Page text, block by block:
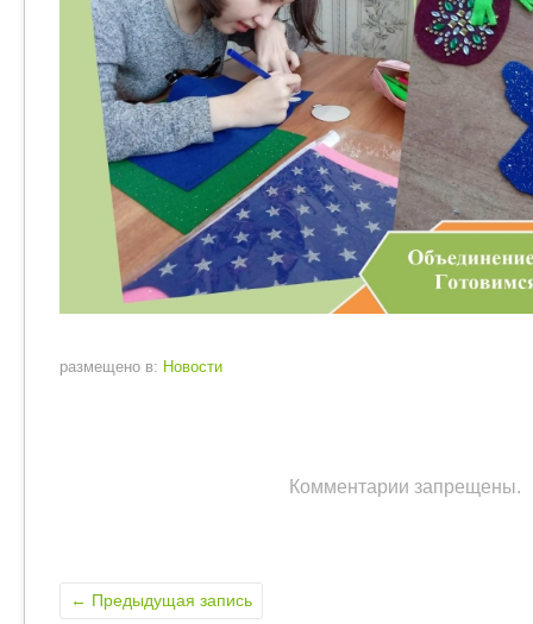
размещено в: Новости
Комментарии запрещены.
← Предыдущая запись